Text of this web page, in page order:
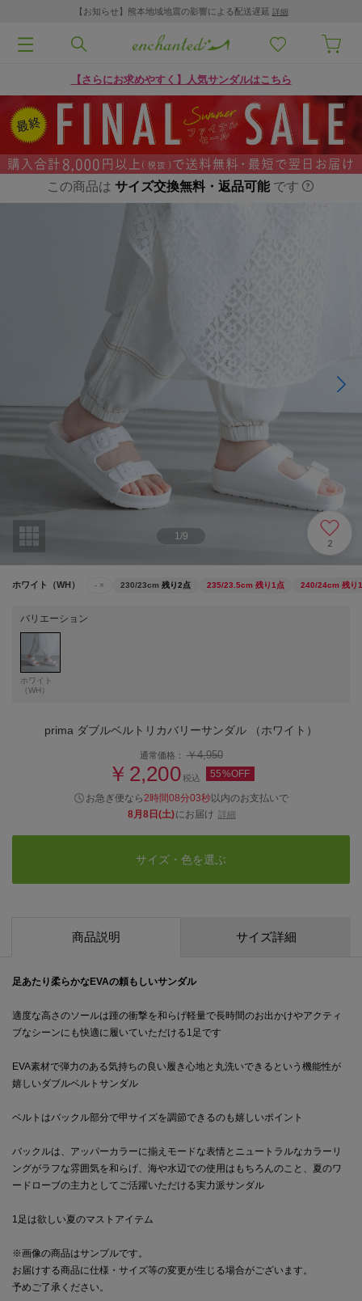
【お知らせ】熊本地域地震の影響による配送遅延 詳細
【さらにお求めやすく】人気サンダルはこちら
この商品は サイズ交換無料・返品可能 です
1 /9
2
ホワイト（WH） - × 230/23cm 残り2点 235/23.5cm 残り1点 240/24cm 残り
バリエーション
ホワイト
（WH）
prima ダブルベルトリカバリーサンダル （ホワイト）
通常価格：￥4,950
￥2,200税込 55%OFF
お急ぎ便なら 2時間08分02秒以内のお支払いで
8月8日(土)にお届け 詳細
サイズ・色を選ぶ
商品説明 サイズ詳細
足あたり柔らかなEVAの頼もしいサンダル
適度な高さのソールは踵の衝撃を和らげ軽量で長時間のお出かけやアクティ
ブなシーンにも快適に履いていただける1足です
EVA素材で弾力のある気持ちの良い履き心地と丸洗いできるという機能性が
嬉しいダブルベルトサンダル
ベルトはバックル部分で甲サイズを調節できるのも嬉しいポイント
バックルは、アッパーカラーに揃えモードな表情とニュートラルなカラーリ
ングがラフな雰囲気を和らげ、海や水辺での使用はもちろんのこと、夏のワ
ードローブの主力としてご活躍いただける実力派サンダル
1足は欲しい夏のマストアイテム
※画像の商品はサンプルです。
お届けする商品に仕様・サイズ等の変更が生じる場合がございます。
予めご了承ください。